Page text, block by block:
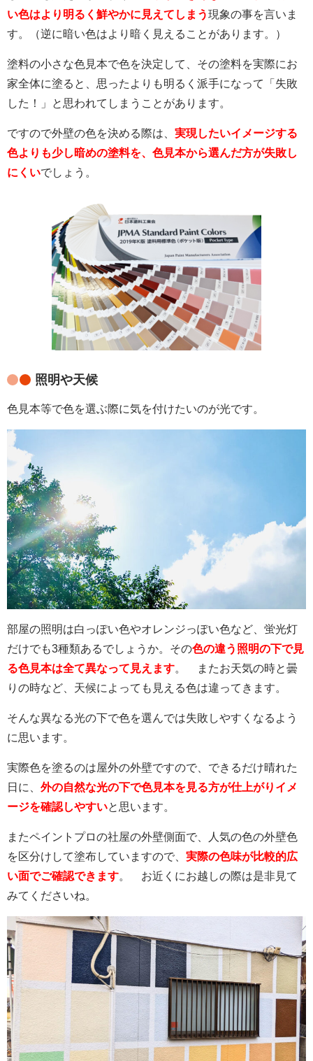
い色はより明るく鮮やかに見えてしまう現象の事を言いま
す。（逆に暗い色はより暗く見えることがあります。）
塗料の小さな色見本で色を決定して、その塗料を実際にお
家全体に塗ると、思ったよりも明るく派手になって「失敗
した！」と思われてしまうことがあります。
ですので外壁の色を決める際は、 実現したいイメージする
色よりも少し暗めの塗料を、色見本から選んだ方が失敗し
にくいでしょう。
照明や天候
色見本等で色を選ぶ際に気を付けたいのが光です。
部屋の照明は白っぽい色やオレンジっぽい色など、蛍光灯
だけでも3種類あるでしょうか。その色の違う照明の下で見
る色見本は全て異なって見えます。 またお天気の時と曇
りの時など、天候によっても見える色は違ってきます。
そんな異なる光の下で色を選んでは失敗しやすくなるよう
に思います。
実際色を塗るのは屋外の外壁ですので、できるだけ晴れた
日に、 外の自然な光の下で色見本を見る方が仕上がりイメ
ージを確認しやすいと思います。
またペイントプロの社屋の外壁側面で、人気の色の外壁色
を区分けして塗布していますので、 実際の色味が比較的広
い面でご確認できます。 お近くにお越しの際は是非見て
みてくださいね。